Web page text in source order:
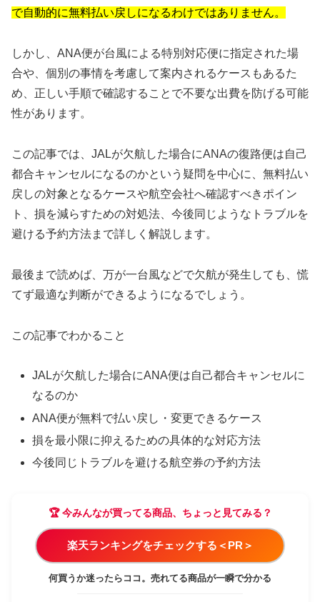
で自動的に無料払い戻しになるわけではありません。
しかし、ANA便が台風による特別対応便に指定された場
合や、個別の事情を考慮して案内されるケースもあるた
め、正しい手順で確認することで不要な出費を防げる可能
性があります。
この記事では、JALが欠航した場合にANAの復路便は自己
都合キャンセルになるのかという疑問を中心に、無料払い
戻しの対象となるケースや航空会社へ確認すべきポイン
ト、損を減らすための対処法、今後同じようなトラブルを
避ける予約方法まで詳しく解説します。
最後まで読めば、万が一台風などで欠航が発生しても、慌
てず最適な判断ができるようになるでしょう。
この記事でわかること
JALが欠航した場合にANA便は自己都合キャンセルに
なるのか
ANA便が無料で払い戻し・変更できるケース
損を最小限に抑えるための具体的な対応方法
今後同じトラブルを避ける航空券の予約方法
🏆 今みんなが買ってる商品、ちょっと見てみる？
楽天ランキングをチェックする＜PR＞
何買うか迷ったらココ。売れてる商品が一瞬で分かる